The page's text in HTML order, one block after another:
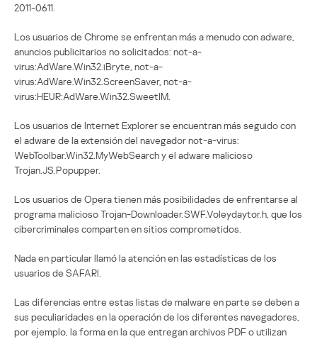
2011-0611.
Los usuarios de Chrome se enfrentan más a menudo con adware,
anuncios publicitarios no solicitados: not-a-
virus:AdWare.Win32.iBryte, not-a-
virus:AdWare.Win32.ScreenSaver, not-a-
virus:HEUR:AdWare.Win32.SweetIM.
Los usuarios de Internet Explorer se encuentran más seguido con
el adware de la extensión del navegador not-a-virus:
WebToolbar.Win32.MyWebSearch y el adware malicioso
Trojan.JS.Popupper.
Los usuarios de Opera tienen más posibilidades de enfrentarse al
programa malicioso Trojan-Downloader.SWF.Voleydaytor.h, que los
cibercriminales comparten en sitios comprometidos.
Nada en particular llamó la atención en las estadísticas de los
usuarios de SAFARI.
Las diferencias entre estas listas de malware en parte se deben a
sus peculiaridades en la operación de los diferentes navegadores,
por ejemplo, la forma en la que entregan archivos PDF o utilizan